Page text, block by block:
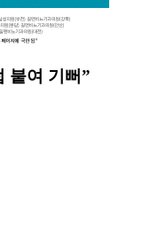
붙여 기뻐”